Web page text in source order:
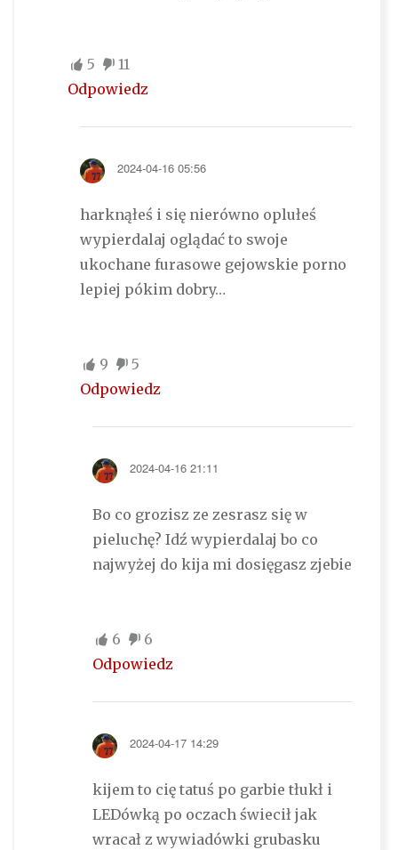
5
11
Odpowiedz
2024-04-16 05:56
harknąłeś i się nierówno oplułeś
wypierdalaj oglądać to swoje
ukochane furasowe gejowskie porno
lepiej pókim dobry…
9
5
Odpowiedz
2024-04-16 21:11
Bo co grozisz ze zesrasz się w
pieluchę? Idź wypierdalaj bo co
najwyżej do kija mi dosięgasz zjebie
6
6
Odpowiedz
2024-04-17 14:29
kijem to cię tatuś po garbie tłukł i
LEDówką po oczach świecił jak
wracał z wywiadówki grubasku